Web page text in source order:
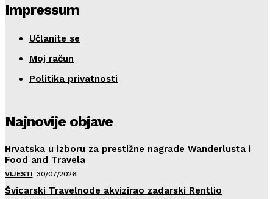
Impressum
Učlanite se
Moj račun
Politika privatnosti
Najnovije objave
Hrvatska u izboru za prestižne nagrade Wanderlusta i
Food and Travela
VIJESTI 30/07/2026
Švicarski Travelnode akvizirao zadarski Rentlio